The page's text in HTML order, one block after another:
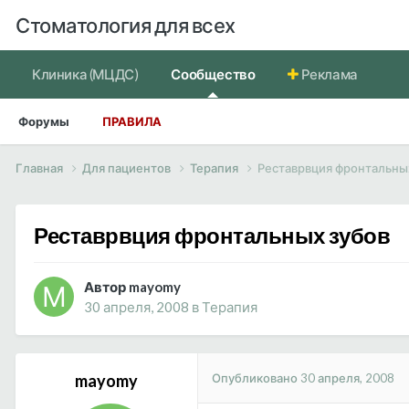
Стоматология для всех
Клиника (МЦДС) Сообщество
Форумы ПРАВИЛА
Реклама
Главная Для пациентов Терапия Реставрвция
Реставрвция фронтальных зубов
Автор mayomy
30 апреля, 2008 вТерапия
mayomy Опубликовано 30 апреля, 2008